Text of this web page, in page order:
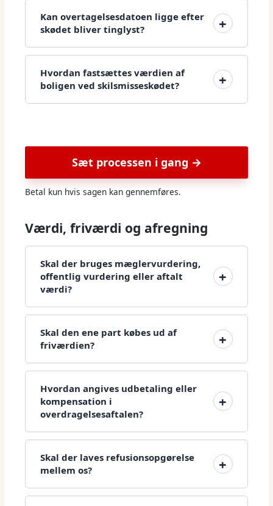
Kan overtagelsesdatoen ligge efter
skødet bliver tinglyst?
Hvordan fastsættes værdien af
boligen ved skilsmisseskødet?
Sæt processen i gang →
Betal kun hvis sagen kan gennemføres.
Værdi, friværdi og afregning
Skal der bruges mæglervurdering,
offentlig vurdering eller aftalt
værdi?
Skal den ene part købes ud af
friværdien?
Hvordan angives udbetaling eller
kompensation i
overdragelsesaftalen?
Skal der laves refusionsopgørelse
mellem os?